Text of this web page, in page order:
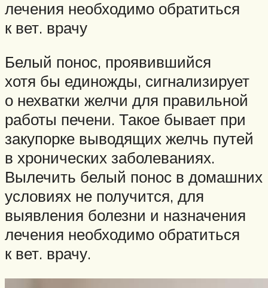
лечения необходимо обратиться
к вет. врачу
Белый понос, проявившийся
хотя бы единожды, сигнализирует
о нехватки желчи для правильной
работы печени. Такое бывает при
закупорке выводящих желчь путей
в хронических заболеваниях.
Вылечить белый понос в домашних
условиях не получится, для
выявления болезни и назначения
лечения необходимо обратиться
к вет. врачу.